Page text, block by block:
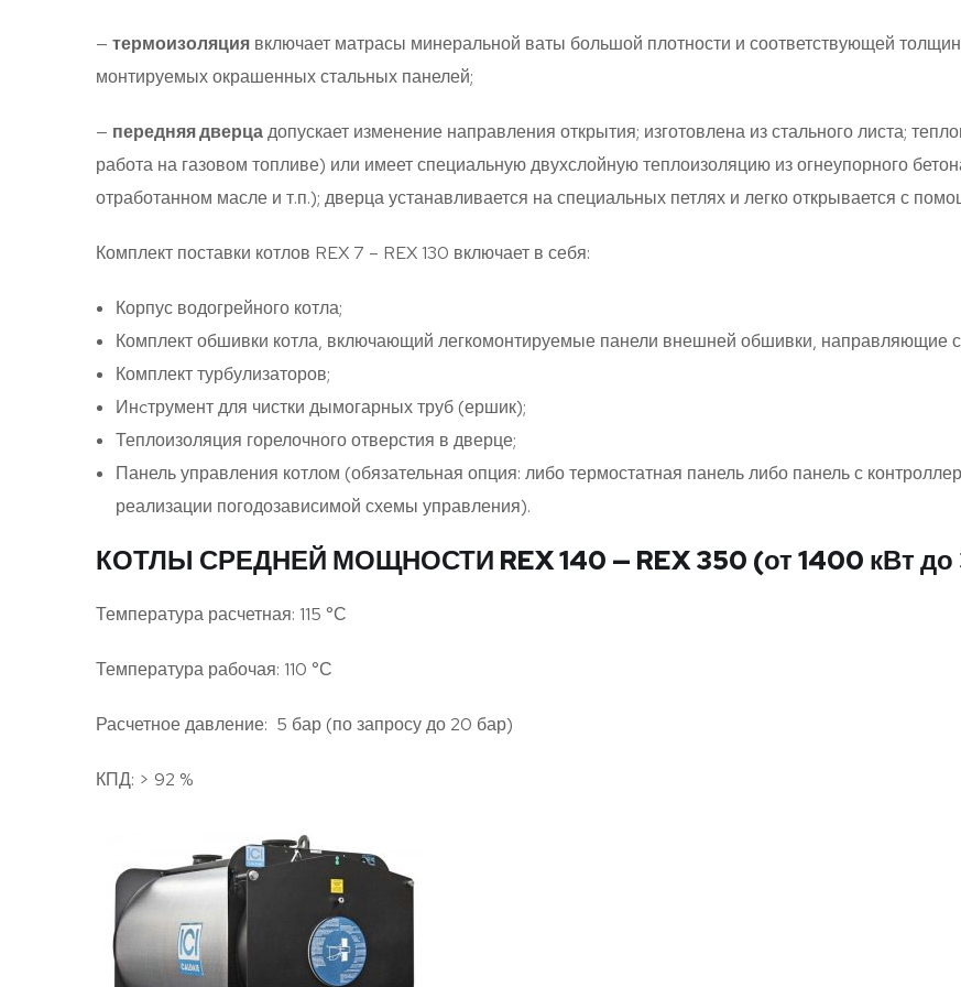
— термоизоляция включает матрасы минеральной ваты большой плотности и соответствующей
монтируемых окрашенных стальных панелей;
— передняя дверцадопускает изменение направления открытия; изготовлена из стального листа;
работа на газовом топливе) или имеет специальную двухслойную теплоизоляцию из огнеупорного
отработанном масле и т.п.); дверца устанавливается на специальных петлях и легко открывается с
Комплект поставки котлов REX 7 – REX 130 включает в себя:
Корпус водогрейного котла;
Комплект обшивки котла, включающий легкомонтируемые панели внешней обшивки, направляющие
Комплект турбулизаторов;
Инcтрумент для чистки дымогарных труб (ершик);
Теплоизоляция горелочного отверстия в дверце;
Панель управления котлом (обязательная опция: либо термостатная панель либо панель с
реализации погодозависимой схемы управления).
КОТЛЫ СРЕДНЕЙ МОЩНОСТИ REX 140 — REX 350 (от 1400 кВт до
Температура расчетная: 115 °С
Температура рабочая: 110 °С
Расчетное давление: 5 бар (по запросу до 20 бар)
КПД: > 92 %